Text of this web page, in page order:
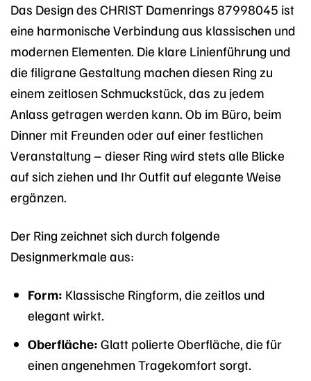
Das Design des CHRIST Damenrings 87998045 ist
eine harmonische Verbindung aus klassischen und
modernen Elementen. Die klare Linienführung und
die filigrane Gestaltung machen diesen Ring zu
einem zeitlosen Schmuckstück, das zu jedem
Anlass getragen werden kann. Ob im Büro, beim
Dinner mit Freunden oder auf einer festlichen
Veranstaltung – dieser Ring wird stets alle Blicke
auf sich ziehen und Ihr Outfit auf elegante Weise
ergänzen.
Der Ring zeichnet sich durch folgende
Designmerkmale aus:
Form: Klassische Ringform, die zeitlos und
elegant wirkt.
Oberfläche: Glatt polierte Oberfläche, die für
einen angenehmen Tragekomfort sorgt.